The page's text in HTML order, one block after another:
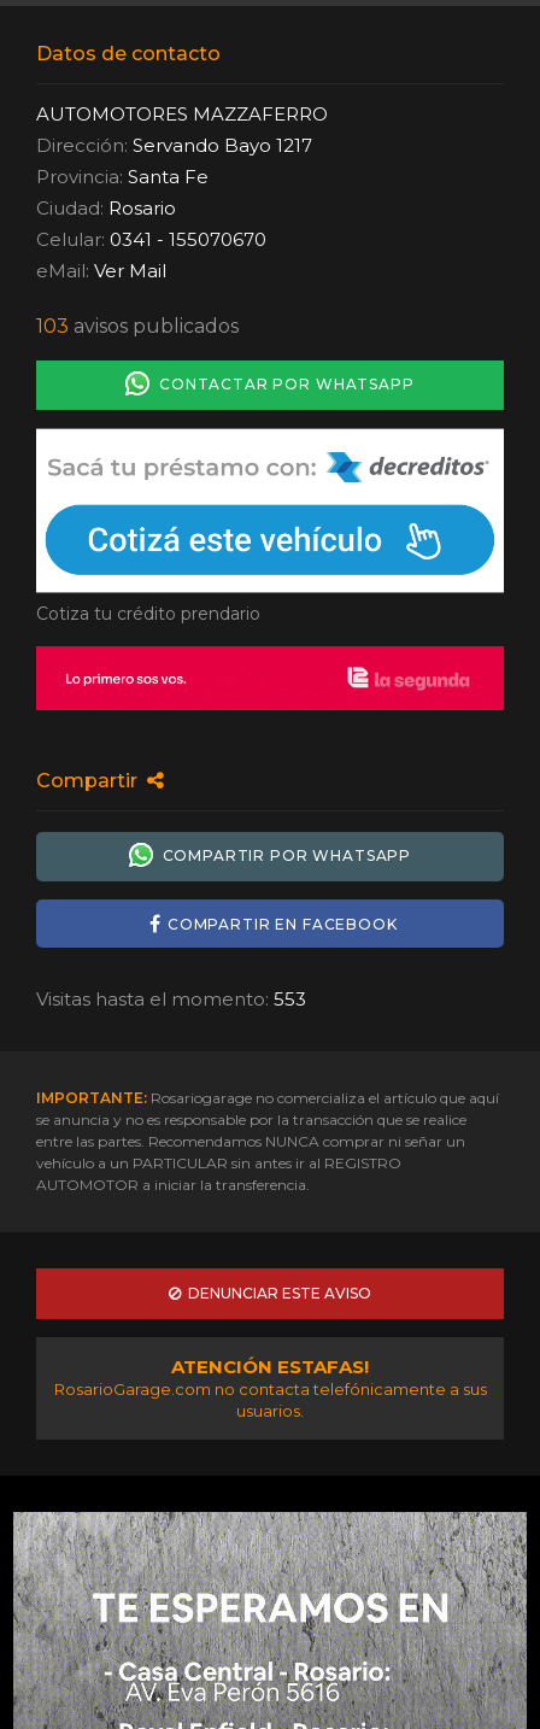
Datos de contacto
AUTOMOTORES MAZZAFERRO
Dirección: Servando Bayo 1217
Provincia: Santa Fe
Ciudad: Rosario
Celular: 0341 - 155070670
eMail: Ver Mail
103 avisos publicados
CONTACTAR POR WHATSAPP
Cotiza tu crédito prendario
Compartir
COMPARTIR POR WHATSAPP
COMPARTIR EN FACEBOOK
Visitas hasta el momento: 553
IMPORTANTE: Rosariogarage no comercializa el artículo que aquí
se anuncia y no es responsable por la transacción que se realice
entre las partes. Recomendamos NUNCA comprar ni señar un
vehículo a un PARTICULAR sin antes ir al REGISTRO
AUTOMOTOR a iniciar la transferencia.
DENUNCIAR ESTE AVISO
ATENCIÓN ESTAFAS!
RosarioGarage.com no contacta telefónicamente a sus
usuarios.